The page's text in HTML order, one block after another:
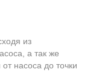
из
а так же
насоса до точки